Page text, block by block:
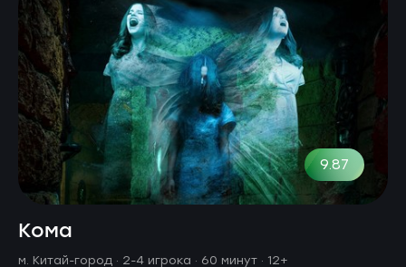
9.87
Кома
м. Китай-город · 2-4 игрока · 60 минут · 12+